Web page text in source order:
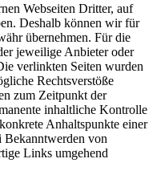
Webseiten Dritter, auf
Deshalb können wir für
übernehmen. Für die
jeweilige Anbieter oder
verlinkten Seiten wurden
Rechtsverstöße
zum Zeitpunkt der
inhaltliche Kontrolle
Anhaltspunkte einer
Bekanntwerden von
Links umgehend